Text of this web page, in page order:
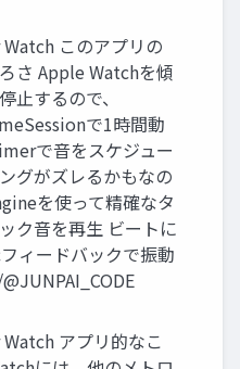
このアプリの
さ Apple Watchを傾
止するので、
で1時間動
で音をスケジュー
グがズレるかもなの
を使って精確なタ
ク音を再生 ビートに
ィードバックで振動
アプリ的なこ